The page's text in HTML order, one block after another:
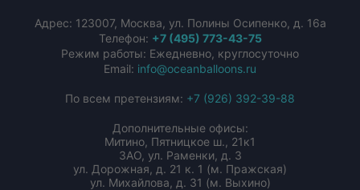
Адрес: 123007, Москва, ул. Полины Осипенко, д. 16а
Телефон: +7 (495) 773-43-75
Режим работы: Ежедневно, круглосуточно
Email: info@oceanballoons.ru
По всем претензиям: +7 (926) 392-39-88
Дополнительные офисы:
Митино, Пятницкое ш., 21к1
ЗАО, ул. Раменки, д. 3
ул. Дорожная, д. 21 к. 1 (м. Пражская)
ул. Михайлова, д. 31 (м. Выхино)